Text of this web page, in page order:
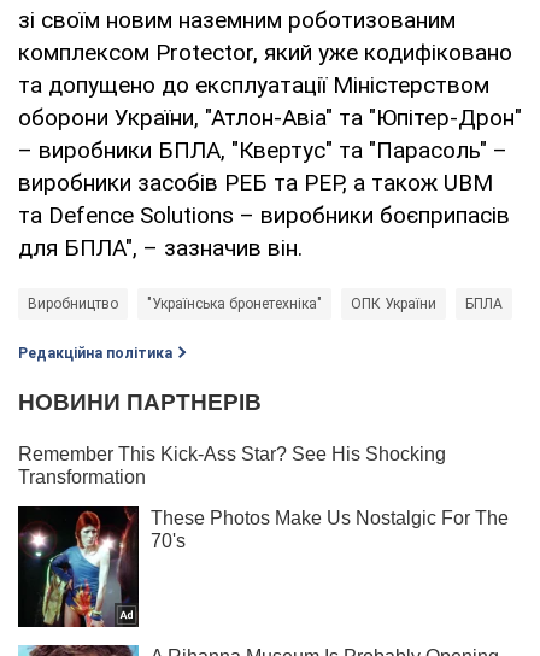
зі своїм новим наземним роботизованим
комплексом Protector, який уже кодифіковано
та допущено до експлуатації Міністерством
оборони України, "Атлон-Авіа" та "Юпітер-Дрон"
– виробники БПЛА, "Квертус" та "Парасоль" –
виробники засобів РЕБ та РЕР, а також UBM
та Defence Solutions – виробники боєприпасів
для БПЛА", – зазначив він.
Виробництво "Українська бронетехніка" ОПК України БПЛА
Редакційна політика